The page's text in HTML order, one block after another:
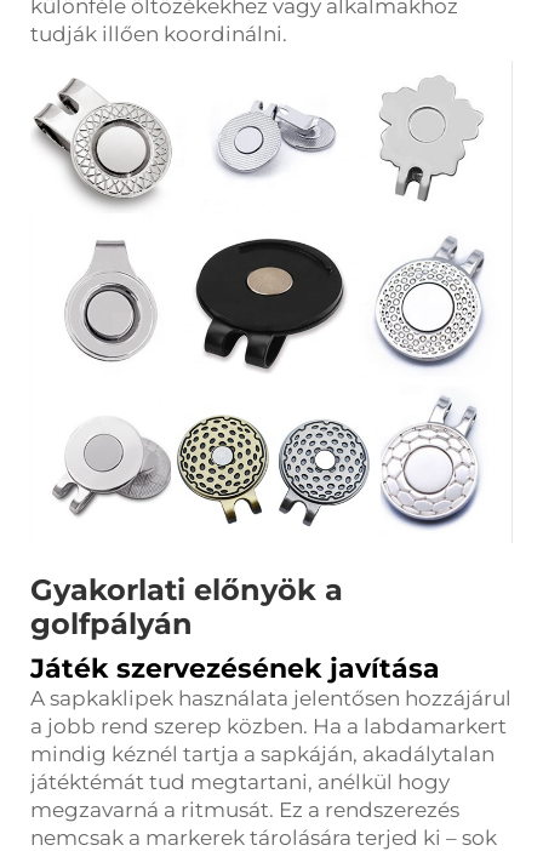
különféle öltözékekhez vagy alkalmakhoz
tudják illően koordinálni.
Gyakorlati előnyök a
golfpályán
Játék szervezésének javítása
A sapkaklipek használata jelentősen hozzájárul
a jobb rend szerep közben. Ha a labdamarkert
mindig kéznél tartja a sapkáján, akadálytalan
játéktémát tud megtartani, anélkül hogy
megzavarná a ritmusát. Ez a rendszerezés
nemcsak a markerek tárolására terjed ki – sok